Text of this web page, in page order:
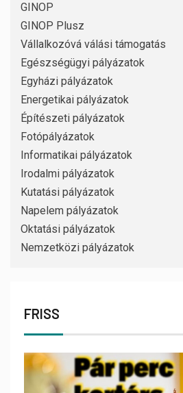
GINOP
GINOP Plusz
Vállalkozóvá válási támogatás
Egészségügyi pályázatok
Egyházi pályázatok
Energetikai pályázatok
Építészeti pályázatok
Fotópályázatok
Informatikai pályázatok
Irodalmi pályázatok
Kutatási pályázatok
Napelem pályázatok
Oktatási pályázatok
Nemzetközi pályázatok
FRISS